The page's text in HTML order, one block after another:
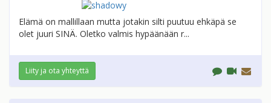
Elämä on mallillaan mutta jotakin silti puutuu ehkäpä se
olet juuri SINÄ. Oletko valmis hypäänään r...
Liity ja ota yhteyttä